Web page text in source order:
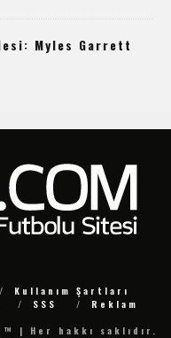
Myles Garrett
Kullanım Şartları
SSS
Reklam
| Her hakkı saklıdır.